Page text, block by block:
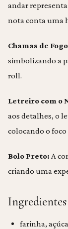
andar
nota conta uma
Chamas de
simbolizando a
roll.
Letreiro com o
aos detalhes, o
colocando o
Bolo Preto: A
criando uma
farinha,